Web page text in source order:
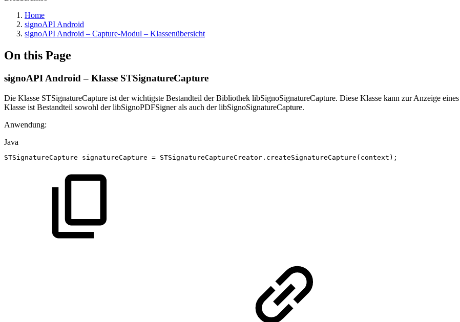
Home
signoAPI Android
signoAPI Android – Capture-Modul – Klassenübersicht
On this Page
signoAPI Android – Klasse STSignatureCapture
Die Klasse STSignatureCapture ist der wichtigste Bestandteil der Bibliothek libSignoSignatureCapture. Diese Klasse kann zur Anzeige
Klasse ist Bestandteil sowohl der libSignoPDFSigner als auch der libSignoSignatureCapture.
Anwendung:
Java
STSignatureCapture signatureCapture = STSignatureCaptureCreator . createSignatureCapture ( context ) ;